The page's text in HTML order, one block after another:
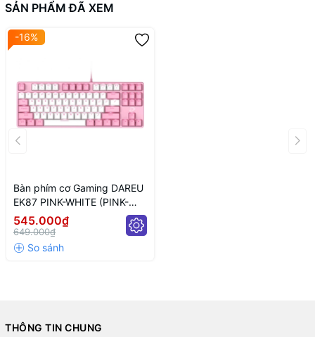
SẢN PHẨM ĐÃ XEM
-16%
Bàn phím cơ Gaming DAREU
EK87 PINK-WHITE (PINK-
LED, Blue/ Brown/ Red D
switch)
545.000₫
649.000₫
THÔNG TIN CHUNG